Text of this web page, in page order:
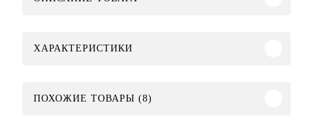
ХАРАКТЕРИСТИКИ
ПОХОЖИЕ ТОВАРЫ (8)